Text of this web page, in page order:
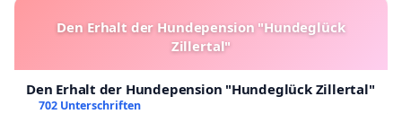
Den Erhalt der Hundepension "Hundeglück
Zillertal"
Den Erhalt der Hundepension "Hundeglück Zillertal"
702 Unterschriften